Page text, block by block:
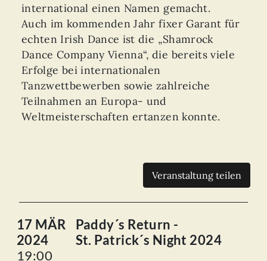
international einen Namen gemacht.
Auch im kommenden Jahr fixer Garant für
echten Irish Dance ist die „Shamrock
Dance Company Vienna“, die bereits viele
Erfolge bei internationalen
Tanzwettbewerben sowie zahlreiche
Teilnahmen an Europa- und
Weltmeisterschaften ertanzen konnte.
Veranstaltung teilen
17 MÄR
2024
19:00
Paddy´s Return -
St. Patrick´s Night 2024